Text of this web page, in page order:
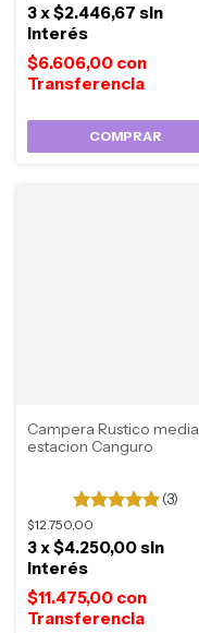
$6.606,00 con
3x$2.446,67 sin
interés
COMPRAR
Campera Rustico media
estacion Canguro
(3)
$12.750,00
$11.475,00 con
3x$4.250,00sin
interés